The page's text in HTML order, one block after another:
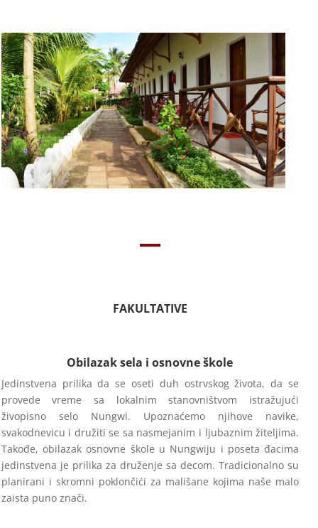
FAKULTATIVE
Obilazak sela i osnovne škole
Jedinstvena prilika da se oseti duh ostrvskog života, da se
provede vreme sa lokalnim stanovništvom istražujući
živopisno selo Nungwi. Upoznaćemo njihove navike,
svakodnevicu i družiti se sa nasmejanim i ljubaznim žiteljima.
Takođe, obilazak osnovne škole u Nungwiju i poseta đacima
jedinstvena je prilika za druženje sa decom. Tradicionalno su
planirani i skromni poklončići za mališane kojima naše malo
zaista puno znači.